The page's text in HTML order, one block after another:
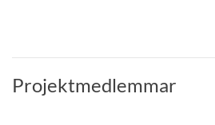
Projektmedlemmar